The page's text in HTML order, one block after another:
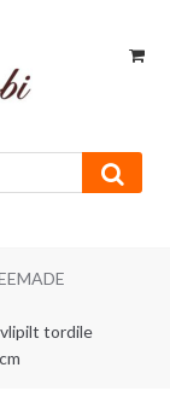
tordile